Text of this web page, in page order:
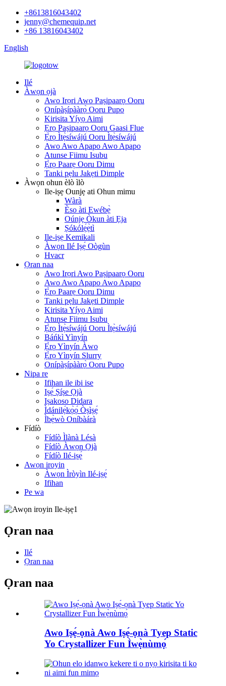
+8613816043402
jenny@chemequip.net
+86 13816043402
English
Ilé
Àwọn ọjà
Awo Irọri Awo Paṣipaarọ Ooru
Onípàṣípààrọ̀ Ooru Pupo
Kirisita Yíyọ Aimi
Ẹrọ Paṣipaarọ Ooru Gaasi Flue
Ẹ̀rọ Ìtẹ̀síwájú Ooru Ìtẹ̀síwájú
Awo Awo Apapo Awo Apapo
Atunse Fiimu Isubu
Ẹ̀rọ Paarẹ Ooru Dimu
Tanki pẹlu Jakẹti Dimple
Àwọn ohun èlò ìlò
Ile-iṣẹ Ounjẹ ati Ohun mimu
Wàrà
Èso àti Ewébẹ̀
Oúnjẹ Òkun àti Ẹja
Ṣókólẹ́ẹ̀tì
Ile-iṣẹ Kemikali
Àwọn Ilé Iṣẹ́ Oògùn
Hvacr
Ọran naa
Awo Irọri Awo Paṣipaarọ Ooru
Awo Awo Apapo Awo Apapo
Ẹ̀rọ Paarẹ Ooru Dimu
Tanki pẹlu Jakẹti Dimple
Kirisita Yíyọ Aimi
Atunse Fiimu Isubu
Ẹ̀rọ Ìtẹ̀síwájú Ooru Ìtẹ̀síwájú
Báńkì Yìnyín
Ẹ̀rọ Yìnyín Àwo
Ẹ̀rọ Yìnyín Slurry
Onípàṣípààrọ̀ Ooru Pupo
Nipa re
Ifihan ile ibi ise
Iṣẹ́ Ṣíṣe Ọjà
Iṣakoso Didara
Ìdánilẹ́kọ̀ọ́ Òṣìṣẹ́
Ìbẹ̀wò Oníbàárà
Fídíò
Fídíò Ìlànà Lésà
Fídíò Àwọn Ọjà
Fídíò Ilé-iṣẹ́
Awọn iroyin
Àwọn Ìròyìn Ilé-iṣẹ́
Ifihan
Pe wa
Ọran naa
Ilé
Ọran naa
Ọran naa
Awo Iṣẹ́-ọnà Awo Iṣẹ́-ọnà Tyep Static
Yo Crystallizer Fun Ìwẹ̀nùmọ́